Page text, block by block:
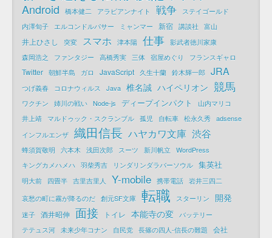
Android 橋本健二 アラビアンナイト 戦争
ステイゴールド
内澤旬子
エルコンドルパサー ミャンマー 新宿 講談社 富山
井上ひさし 突変 スマホ 津本陽 仕事 影武者徳川家康
森岡浩之
ファンタジー 高橋秀実 三体 宿屋めぐり フランスギャロ
Twitter 朝鮮半島 ガロ JavaScript 久生十蘭 鈴木輝一郎 JRA
つげ義春 コロナウィルス Java 椎名誠 ハイペリオン 競馬
ワクチン 姉川の戦い Node-js ディープインパクト
山内マリコ
井上靖
マルドゥック・スクランブル 孤児 自転車 松永久秀 adsense
インフルエンザ 織田信長 ハヤカワ文庫 渋谷
蜂須賀敬明 六本木 浅田次郎 スーツ 新川帆立
WordPress
キングカメハメハ 羽柴秀吉 リンダリンダラバーソウル 集英社
明大前 四畳半 吉里吉里人 Y-mobile 携帯電話 岩井三四二
哀愁の町に霧が降るのだ 創元SF文庫 転職 スターリン 開発
迷子 酒井昭伸 面接 トイレ 本能寺の変
バッテリー
テテュス河 未来少年コナン 自民党 長篠の四人-信長の難題
会社